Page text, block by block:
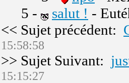
5 - salut ! -
<< Sujet précédent:
15:58:58
>> Sujet Suivant:
15:15:27